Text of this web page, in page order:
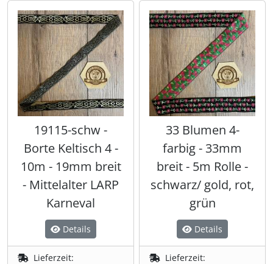
19115-schw -
Borte Keltisch 4 -
10m - 19mm breit
- Mittelalter LARP
Karneval
Details
Lieferzeit:
33 Blumen 4-
farbig - 33mm
breit - 5m Rolle -
schwarz/ gold, rot,
grün
Details
Lieferzeit: